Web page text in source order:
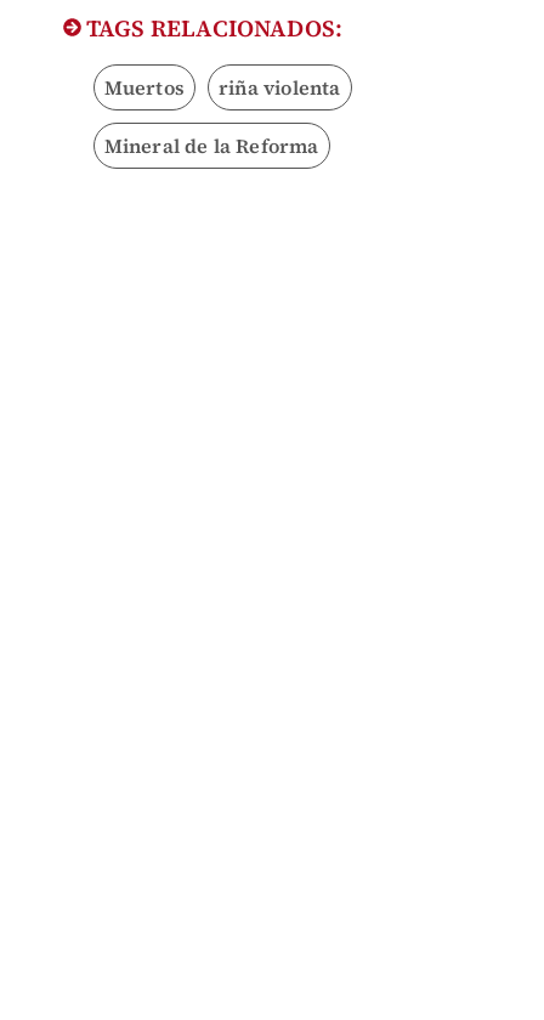
TAGS RELACIONADOS:
Muertos riña violenta
Mineral de la Reforma